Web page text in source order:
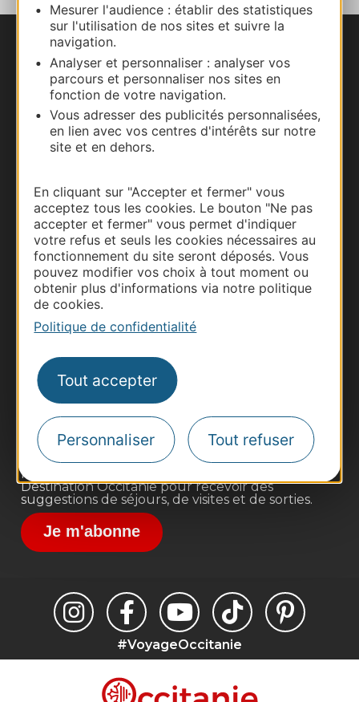
Mesurer l'audience : établir des statistiques
sur l'utilisation de nos sites et suivre la
navigation.
Analyser et personnaliser : analyser vos
parcours et personnaliser nos sites en
fonction de votre navigation.
Vous adresser des publicités personnalisées,
en lien avec vos centres d'intérêts sur notre
site et en dehors.
En cliquant sur "Accepter et fermer" vous
acceptez tous les cookies. Le bouton "Ne pas
accepter et fermer" vous permet d'indiquer
votre refus et seuls les cookies nécessaires au
fonctionnement du site seront déposés. Vous
pouvez modifier vos choix à tout moment ou
obtenir plus d'informations via notre politique
de cookies.
Politique de confidentialité
Tout accepter
Personnaliser Tout refuser
Nous contacter
Carte interactive
Documentation
Thermalisme
Pros d'Occitanie
Site presse et d'influence
Voyagistes
Destination Sport
Inscrivez-vous à la lettre d'information
Destination Occitanie pour recevoir des
suggestions de séjours, de visites et de sorties.
Je m'abonne
#VoyageOccitanie